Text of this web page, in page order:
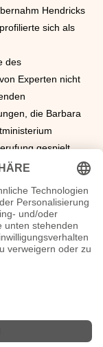
Hendricks
sich als
des
Experten nicht
die Barbara
gespielt
Führungsstils
Ausgliederung des
Siegmar Gabriel
an
und